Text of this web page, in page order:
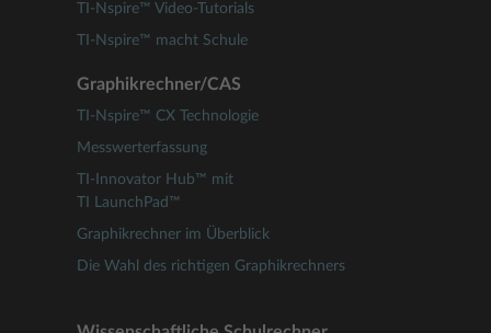
TI-Nspire™ Video-Tutorials
TI-Nspire™ macht Schule
Graphikrechner/CAS
TI-Nspire™ CX Technologie
Messwerterfassung
TI-Innovator Hub™ mit
TI LaunchPad™
Graphikrechner im Überblick
Die Wahl des richtigen Graphikrechners